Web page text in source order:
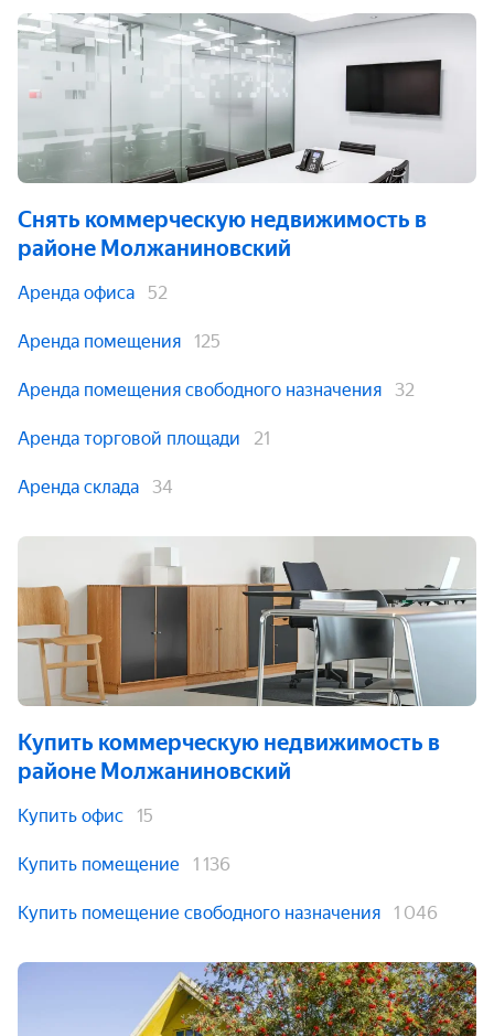
Снять коммерческую недвижимость в
районе Молжаниновский
Аренда офиса 52
Аренда помещения 125
Аренда помещения свободного назначения 32
Аренда торговой площади 21
Аренда склада 34
Купить коммерческую недвижимость в
районе Молжаниновский
Купить офис 15
Купить помещение 1 136
Купить помещение свободного назначения 1 046